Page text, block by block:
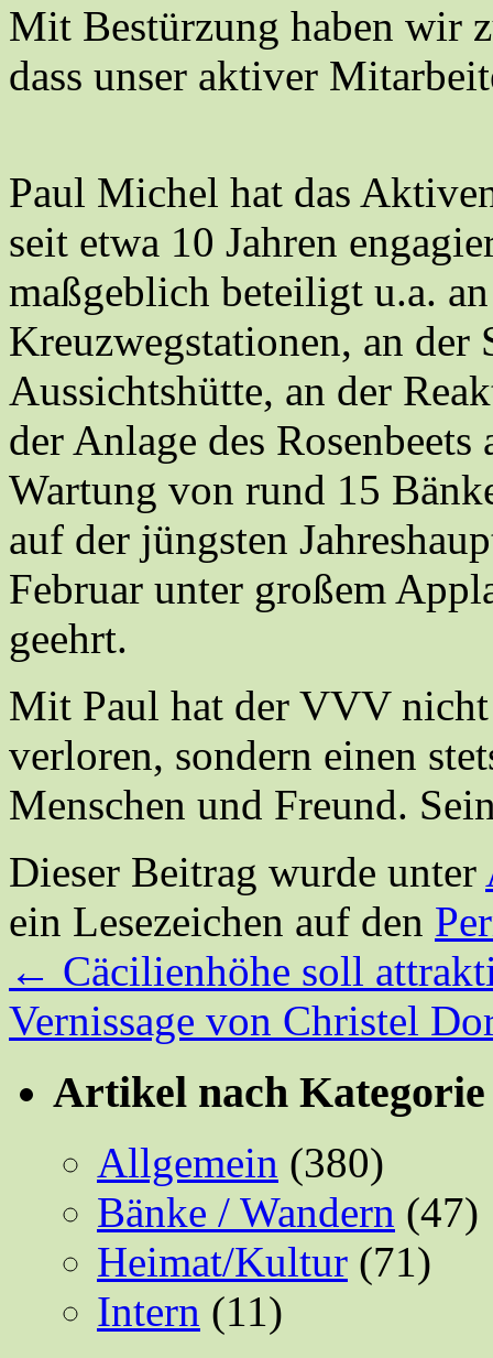
Mit Bestürzung haben wir
dass unser aktiver
Paul Michel hat das
seit etwa 10 Jahren
maßgeblich beteiligt u.a.
Kreuzwegstationen, an der
Aussichtshütte, an der
der Anlage des
Wartung von rund 15
auf der jüngsten
Februar unter großem
geehrt.
Mit Paul hat der VVV
verloren, sondern einen
Menschen und Freund.
Dieser Beitrag wurde unter
ein Lesezeichen auf den
← Cäcilienhöhe soll
Vernissage von Christel
Artikel nach Kategorie
Allgemein (380)
Bänke / Wandern (47)
Heimat/Kultur (71)
Intern (11)